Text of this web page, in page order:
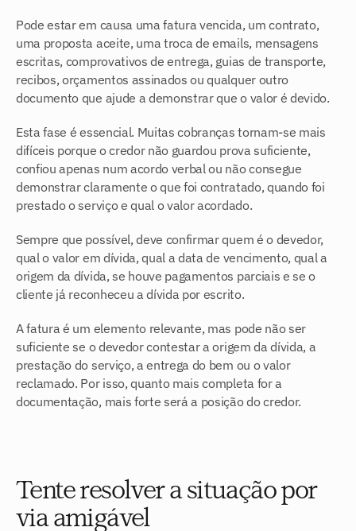
Pode estar em causa uma fatura vencida, um contrato,
uma proposta aceite, uma troca de emails, mensagens
escritas, comprovativos de entrega, guias de transporte,
recibos, orçamentos assinados ou qualquer outro
documento que ajude a demonstrar que o valor é devido.
Esta fase é essencial. Muitas cobranças tornam-se mais
difíceis porque o credor não guardou prova suficiente,
confiou apenas num acordo verbal ou não consegue
demonstrar claramente o que foi contratado, quando foi
prestado o serviço e qual o valor acordado.
Sempre que possível, deve confirmar quem é o devedor,
qual o valor em dívida, qual a data de vencimento, qual a
origem da dívida, se houve pagamentos parciais e se o
cliente já reconheceu a dívida por escrito.
A fatura é um elemento relevante, mas pode não ser
suficiente se o devedor contestar a origem da dívida, a
prestação do serviço, a entrega do bem ou o valor
reclamado. Por isso, quanto mais completa for a
documentação, mais forte será a posição do credor.
Tente resolver a situação por
via amigável